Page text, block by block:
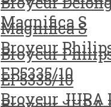
Magnifica S
Broyeur
EP5335/10
Broyeur JURA
Magnifica S
Broyeur
EP5335/10